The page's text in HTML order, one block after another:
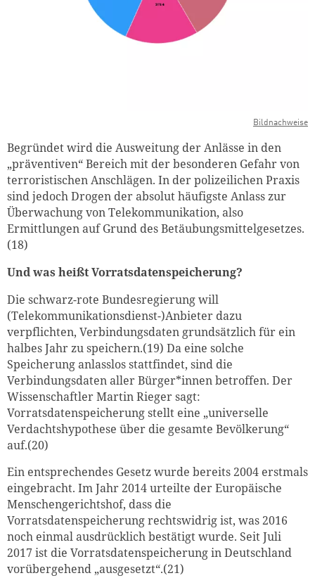
Bildnachweise
Begründet wird die Ausweitung der Anlässe in den
„präventiven“ Bereich mit der besonderen Gefahr von
terroristischen Anschlägen. In der polizeilichen Praxis
sind jedoch Drogen der absolut häufigste Anlass zur
Überwachung von Telekommunikation, also
Ermittlungen auf Grund des Betäubungsmittelgesetzes.
(18)
Und was heißt Vorratsdatenspeicherung?
Die schwarz-rote Bundesregierung will
(Telekommunikationsdienst-)Anbieter dazu
verpflichten, Verbindungsdaten grundsätzlich für ein
halbes Jahr zu speichern.(19) Da eine solche
Speicherung anlasslos stattfindet, sind die
Verbindungsdaten aller Bürger*innen betroffen. Der
Wissenschaftler Martin Rieger sagt:
Vorratsdatenspeicherung stellt eine „universelle
Verdachtshypothese über die gesamte Bevölkerung“
auf.(20)
Ein entsprechendes Gesetz wurde bereits 2004 erstmals
eingebracht. Im Jahr 2014 urteilte der Europäische
Menschengerichtshof, dass die
Vorratsdatenspeicherung rechtswidrig ist, was 2016
noch einmal ausdrücklich bestätigt wurde. Seit Juli
2017 ist die Vorratsdatenspeicherung in Deutschland
vorübergehend „ausgesetzt“.(21)